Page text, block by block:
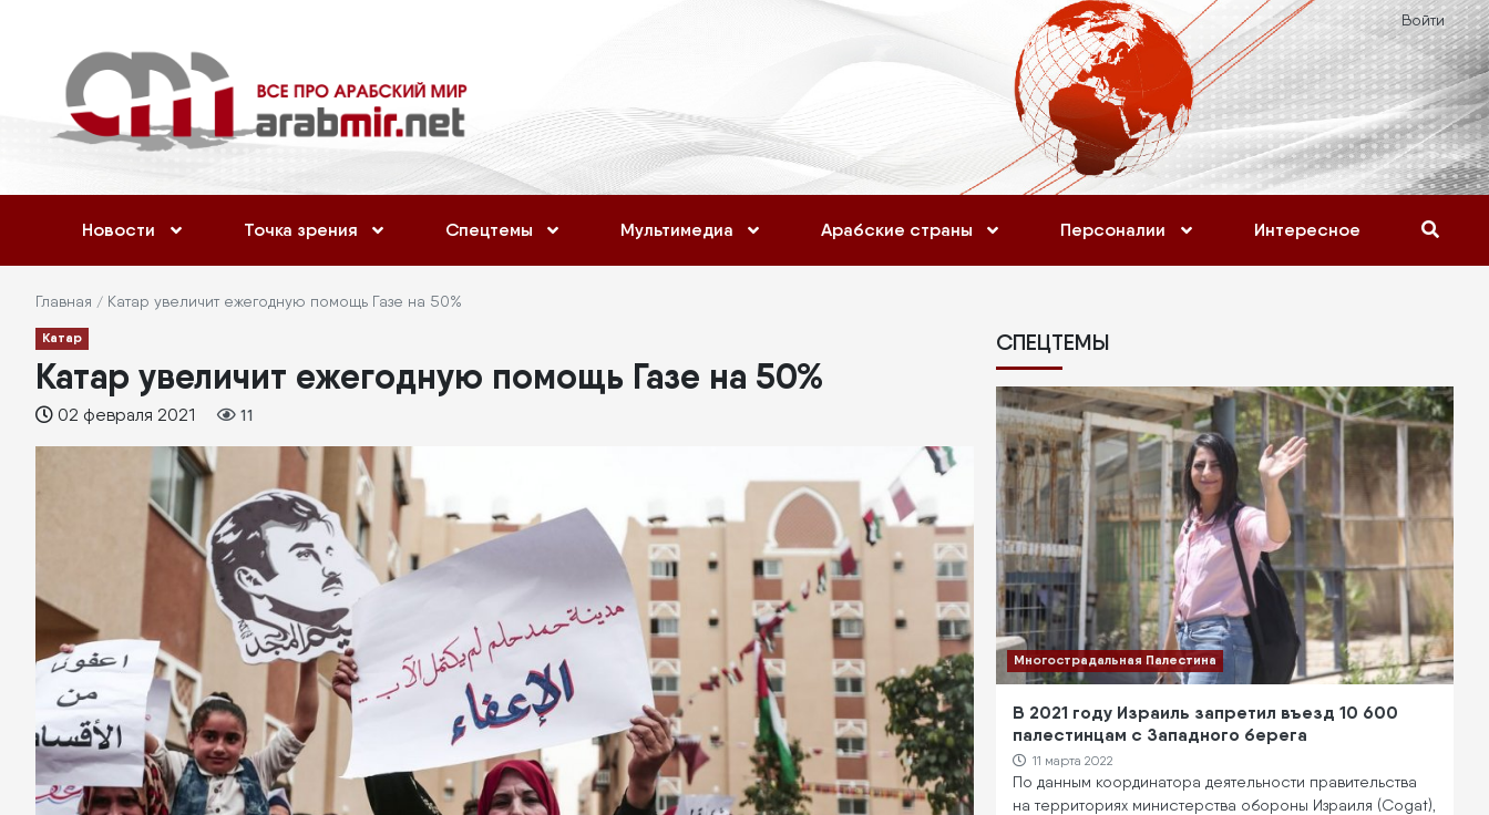
основному
содержанию
учётной
записи
пользователя
Войти
Новости Точка зрения Спецтемы Мультимедиа Арабские страны Персоналии Интересное
Строка
навигации
Главная Катар увеличит ежегодную помощь Газе на 50%
Катар
Катар увеличит ежегодную помощь Газе на 50%
02 февраля 2021 11
СПЕЦТЕМЫ
Многострадальная Палестина
В 2021 году Израиль запретил въезд 10 600
палестинцам с Западного берега
11 марта 2022
По данным координатора деятельности правительства
на территориях министерства обороны Израиля (Cogat),